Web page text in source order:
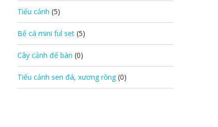
Tiểu cảnh (5)
Bể cá mini ful set (5)
Cây cảnh để bàn (0)
Tiểu cảnh sen đá, xương rồng (0)